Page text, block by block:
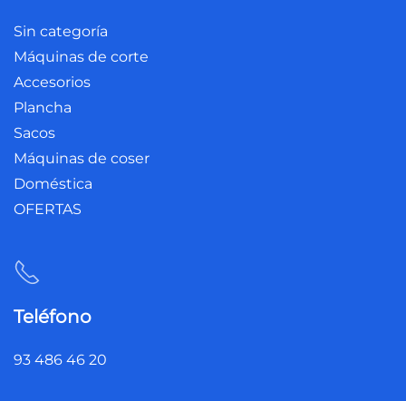
Sin categoría
Máquinas de corte
Accesorios
Plancha
Sacos
Máquinas de coser
Doméstica
OFERTAS
Teléfono
93 486 46 20